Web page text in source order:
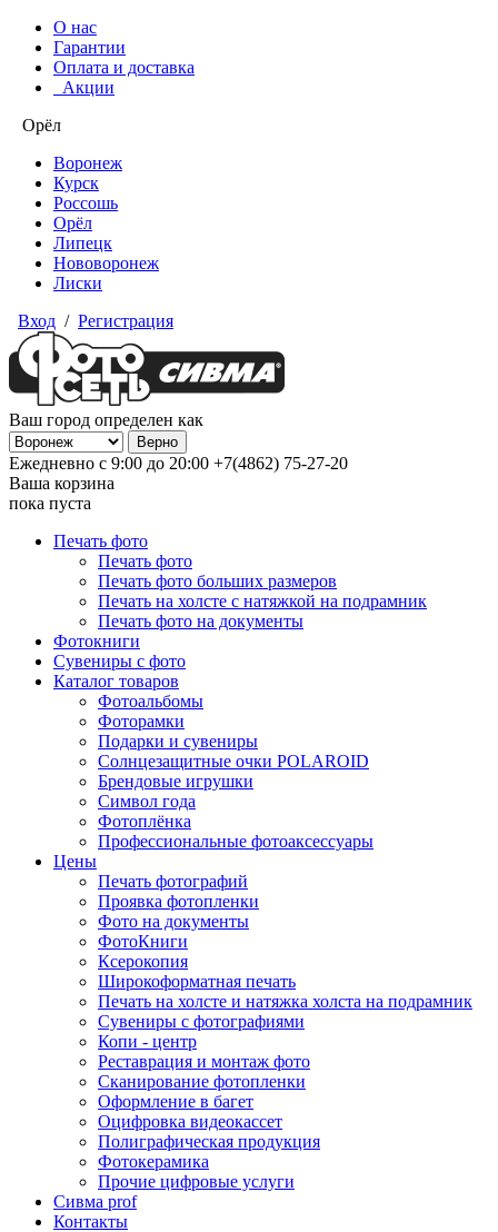
О нас
Гарантии
Оплата и доставка
Акции
Орёл
Воронеж
Курск
Россошь
Орёл
Липецк
Нововоронеж
Лиски
Вход / Регистрация
Ваш город определен как
Ежедневно с 9:00 до 20:00 +7(4862) 75-27-20
Ваша корзина
пока пуста
Печать фото
Печать фото
Печать фото больших размеров
Печать на холсте с натяжкой на подрамник
Печать фото на документы
Фотокниги
Сувениры с фото
Каталог товаров
Фотоальбомы
Фоторамки
Подарки и сувениры
Солнцезащитные очки POLAROID
Брендовые игрушки
Символ года
Фотоплёнка
Профессиональные фотоаксессуары
Цены
Печать фотографий
Проявка фотопленки
Фото на документы
ФотоКниги
Ксерокопия
Широкоформатная печать
Печать на холсте и натяжка холста на подрамник
Сувениры с фотографиями
Копи - центр
Реставрация и монтаж фото
Сканирование фотопленки
Оформление в багет
Оцифровка видеокассет
Полиграфическая продукция
Фотокерамика
Прочие цифровые услуги
Сивма prof
Контакты